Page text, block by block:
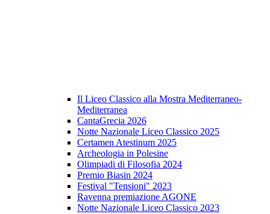
Il Liceo Classico alla Mostra Mediterraneo-
Mediterranea
CantaGrecia 2026
Notte Nazionale Liceo Classico 2025
Certamen Atestinum 2025
Archeologia in Polesine
Olimpiadi di Filosofia 2024
Premio Biasin 2024
Festival "Tensioni" 2023
Ravenna premiazione AGONE
Notte Nazionale Liceo Classico 2023